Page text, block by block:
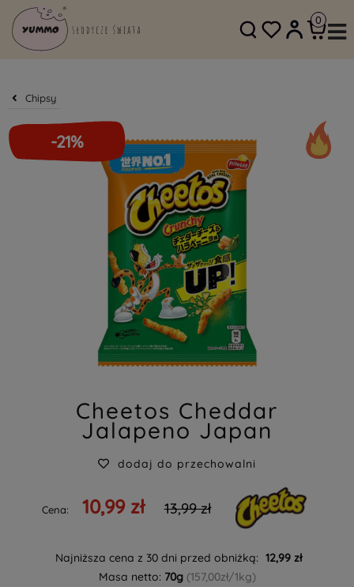
SKLEP@YUMMO.PL
Chipsy
-21%
Cheetos Cheddar
Jalapeno Japan
dodaj do przechowalni
Cena: 10,99 zł 13,99 zł
Najniższa cena z 30 dni przed obniżką: 12,99 zł
Masa netto: 70g (157,00zł/1kg)